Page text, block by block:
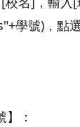
學號)，
：